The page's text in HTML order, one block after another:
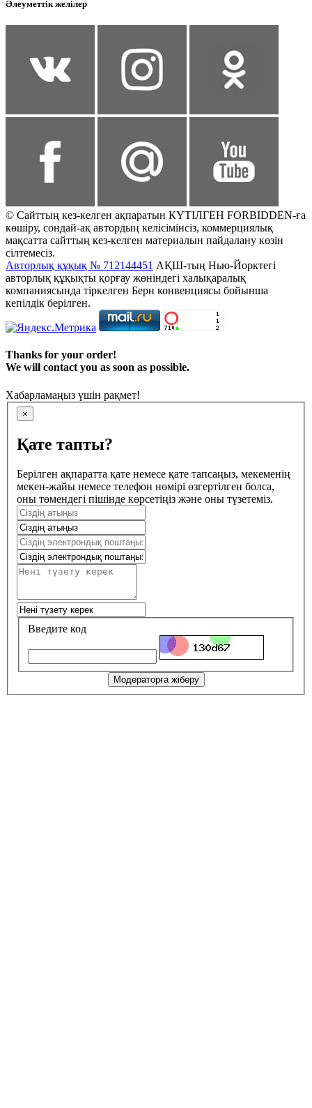
Әлеуметтік желілер
© Сайттың кез-келген ақпаратын КҮТІЛГЕН FORBIDDEN-ға
көшіру, сондай-ақ автордың келісімінсіз, коммерциялық
мақсатта сайттың кез-келген материалын пайдалану көзін
сілтемесіз.
Авторлық құқық № 712144451 АҚШ-тың Нью-Йорктегі
авторлық құқықты қорғау жөніндегі халықаралық
компаниясында тіркелген Берн конвенциясы бойынша
кепілдік берілген.
Thanks for your order!
We will contact you as soon as possible.
Хабарламаңыз үшін рақмет!
×
Қате тапты?
Берілген ақпаратта қате немесе қате тапсаңыз, мекеменің
мекен-жайы немесе телефон нөмірі өзгертілген болса,
оны төмендегі пішінде көрсетіңіз және оны түзетеміз.
Введите код
Модераторға жіберу